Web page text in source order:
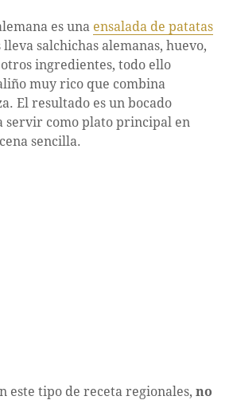
es una ensalada de patatas
lleva salchichas alemanas, huevo,
ingredientes, todo ello
muy rico que combina
El resultado es un bocado
servir como plato principal en
sencilla.
este tipo de receta regionales, no